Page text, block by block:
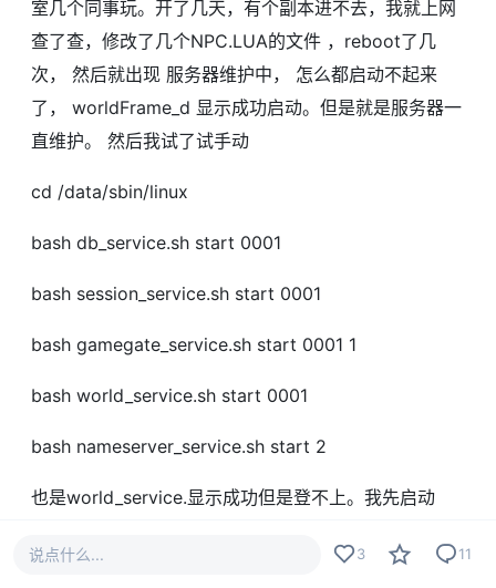
室几个同事玩。开了几天，有个副本进不去，我就上网
查了查，修改了几个NPC.LUA的文件 ，reboot了几
次， 然后就出现 服务器维护中， 怎么都启动不起来
了， worldFrame_d 显示成功启动。但是就是服务器一
直维护。 然后我试了试手动
cd /data/sbin/linux
bash db_service.sh start 0001
bash session_service.sh start 0001
bash gamegate_service.sh start 0001 1
bash world_service.sh start 0001
bash nameserver_service.sh start 2
也是world_service.显示成功但是登不上。我先启动
正常 然后给其他都启动，但是 db_service.sh 启动不
说点什么... 3 11